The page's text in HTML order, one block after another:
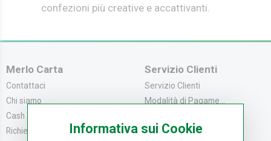
confezioni più creative e accattivanti.
Merlo Carta
Contattaci
Chi siamo
Cash & Carry
Richiedi catalogo
Servizio Clienti
Servizio Clienti
Modalità di Pagame...
Resi e Recessi
Informativa sui Cookie